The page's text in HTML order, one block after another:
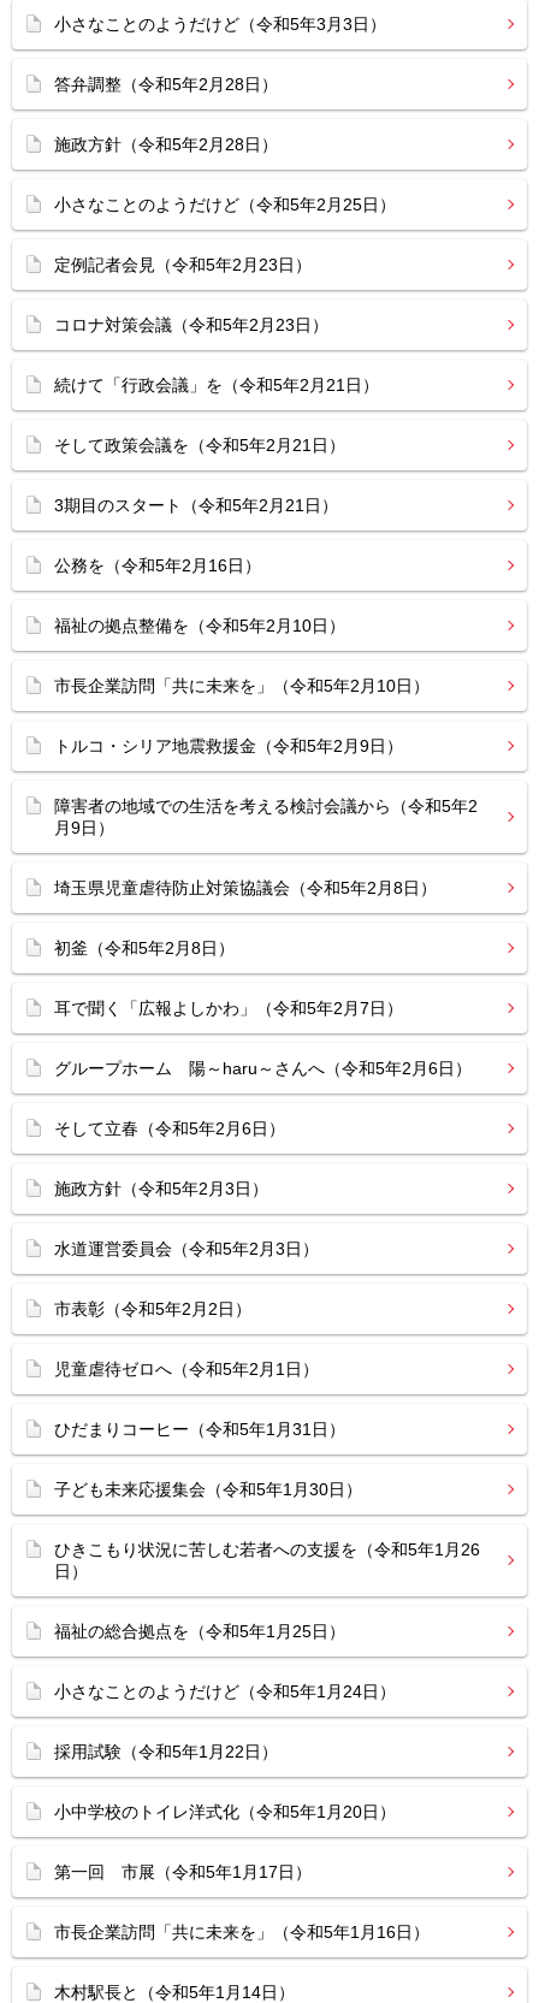
小さなことのようだけど（令和5年3月3日）
答弁調整（令和5年2月28日）
施政方針（令和5年2月28日）
小さなことのようだけど（令和5年2月25日）
定例記者会見（令和5年2月23日）
コロナ対策会議（令和5年2月23日）
続けて「行政会議」を（令和5年2月21日）
そして政策会議を（令和5年2月21日）
3期目のスタート（令和5年2月21日）
公務を（令和5年2月16日）
福祉の拠点整備を（令和5年2月10日）
市長企業訪問「共に未来を」（令和5年2月10日）
トルコ・シリア地震救援金（令和5年2月9日）
障害者の地域での生活を考える検討会議から（令和5年2
月9日）
埼玉県児童虐待防止対策協議会（令和5年2月8日）
初釜（令和5年2月8日）
耳で聞く「広報よしかわ」（令和5年2月7日）
グループホーム 陽～haru～さんへ（令和5年2月6日）
そして立春（令和5年2月6日）
施政方針（令和5年2月3日）
水道運営委員会（令和5年2月3日）
市表彰（令和5年2月2日）
児童虐待ゼロへ（令和5年2月1日）
ひだまりコーヒー（令和5年1月31日）
子ども未来応援集会（令和5年1月30日）
ひきこもり状況に苦しむ若者への支援を（令和5年1月26
日）
福祉の総合拠点を（令和5年1月25日）
小さなことのようだけど（令和5年1月24日）
採用試験（令和5年1月22日）
小中学校のトイレ洋式化（令和5年1月20日）
第一回 市展（令和5年1月17日）
市長企業訪問「共に未来を」（令和5年1月16日）
木村駅長と（令和5年1月14日）